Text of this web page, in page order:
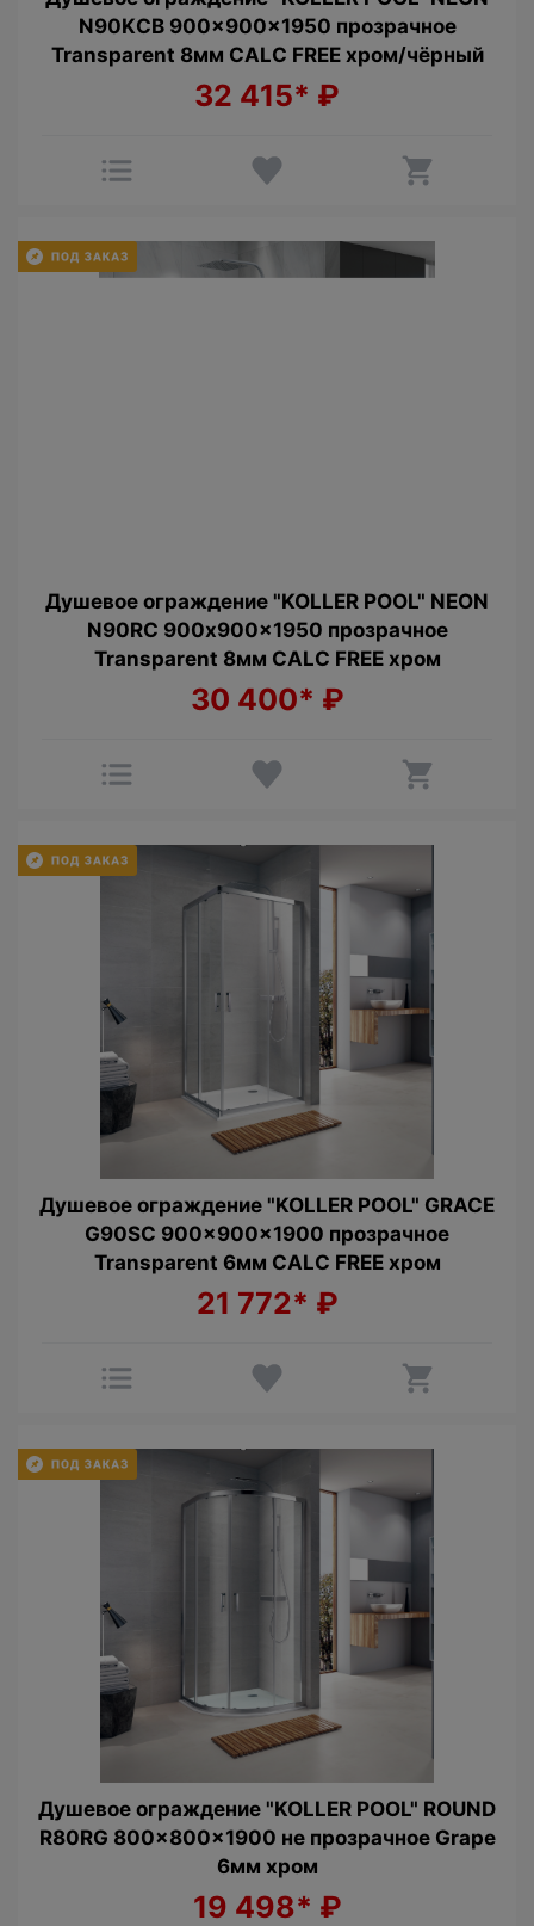
N90KСB 900x900x1950 прозрачное
Transparent 8мм CALC FREE хром/чёрный
32 415* ₽
Душевое ограждение "KOLLER POOL" NEON
N90RС 900x900x1950 прозрачное
Transparent 8мм CALC FREE хром
30 400* ₽
Душевое ограждение "KOLLER POOL" GRACE
G90SC 900x900x1900 прозрачное
Transparent 6мм CALC FREE хром
21 772* ₽
Душевое ограждение "KOLLER POOL" ROUND
R80RG 800x800x1900 не прозрачное Grape
6мм хром
19 498* ₽